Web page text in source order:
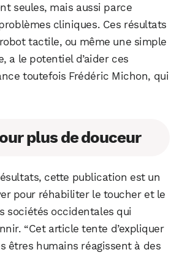
seules, mais aussi parce
cliniques. Ces résultats
tactile, ou même une simple
a le potentiel d’aider ces
toutefois Frédéric Michon, qui
plus de douceur
cette publication est un
pour réhabiliter le toucher et le
sociétés occidentales qui
“Cet article tente d’expliquer
êtres humains réagissent à des
Telegram Email
X LinkedIn